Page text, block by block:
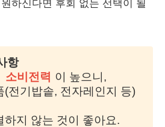
하신다면 후회 없는 선택이 될
항
소비전력 이 높으니,
(전기밥솥, 전자레인지 등)
하지 않는 것이 좋아요.